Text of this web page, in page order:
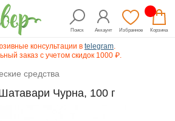
Поиск Аккаунт Избранное Корзина
консультации в telegram.
заказ с учетом скидок 1000 ₽.
средства
Чурна, 100 г